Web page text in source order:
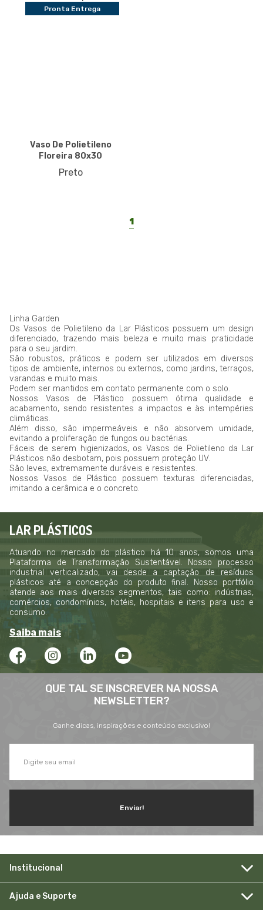
Pronta Entrega
Vaso De Polietileno
Floreira 80x30
Preto
1
Linha Garden
Os Vasos de Polietileno da Lar Plásticos possuem um design
diferenciado, trazendo mais beleza e muito mais praticidade
para o seu jardim.
São robustos, práticos e podem ser utilizados em diversos
tipos de ambiente, internos ou externos, como jardins, terraços,
varandas e muito mais.
Podem ser mantidos em contato permanente com o solo.
Nossos Vasos de Plástico possuem ótima qualidade e
acabamento, sendo resistentes a impactos e às intempéries
climáticas.
Além disso, são impermeáveis e não absorvem umidade,
evitando a proliferação de fungos ou bactérias.
Fáceis de serem higienizados, os Vasos de Polietileno da Lar
Plásticos não desbotam, pois possuem proteção UV.
São leves, extremamente duráveis e resistentes.
Nossos Vasos de Plástico possuem texturas diferenciadas,
imitando a cerâmica e o concreto.
LAR PLÁSTICOS
Atuando no mercado do plástico há 10 anos, somos uma
Plataforma de Transformação Sustentável. Nosso processo
industrial verticalizado, vai desde a captação de resíduos
plásticos até a concepção do produto final. Nosso portfólio
atende aos mais diversos segmentos, tais como: indústrias,
comércios, condomínios, hotéis, hospitais e itens para uso e
consumo.
Saiba mais
QUE TAL SE INSCREVER NA NOSSA
NEWSLETTER?
Ganhe dicas, inspirações e conteúdo exclusivo!
Enviar!
Institucional
Ajuda e Suporte